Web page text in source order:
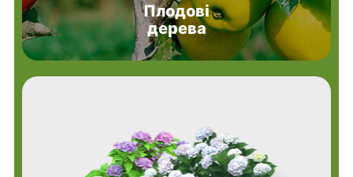
Плодові
дерева